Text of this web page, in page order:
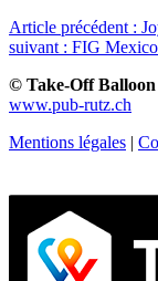
Article précédent :
suivant : FIG
© Take-Off
www.pub-rutz.ch
Mentions légales |